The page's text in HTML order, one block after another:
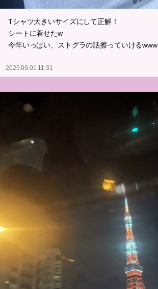
Tシャツ大きいサイズにして正解！
シートに着せたw
今年いっぱい、ストグラの話擦っていけるwww
2025.09.01 11:31